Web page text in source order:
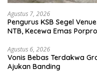
Agustus 7, 2026
Pengurus KSB Segel
NTB, Kecewa Emas
Agustus 6, 2026
Vonis Bebas Terdakwa
Ajukan Banding